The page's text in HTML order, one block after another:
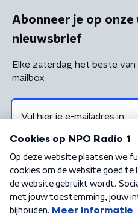
Abonneer je op onze
nieuwsbrief
Elke zaterdag het beste van
mailbox
Algemene voorwaarden